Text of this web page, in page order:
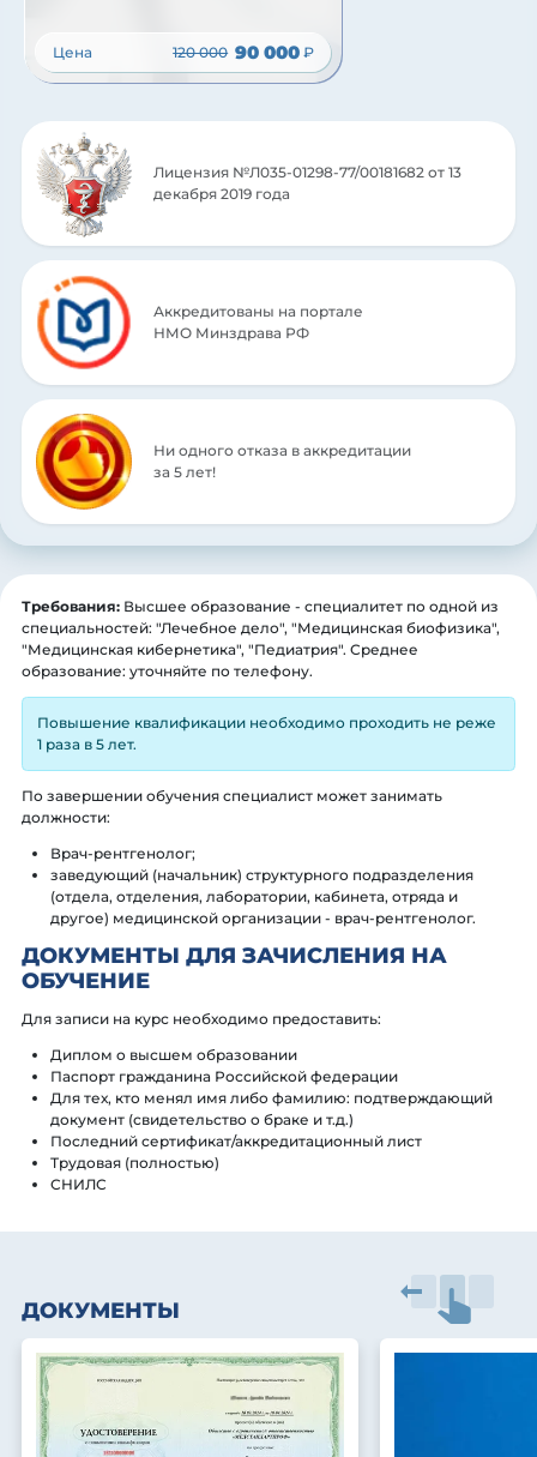
Цена 120 000 90 000 ₽
Лицензия №Л035-01298-77/00181682 от 13
декабря 2019 года
Аккредитованы на портале
НМО Минздрава РФ
Ни одного отказа в аккредитации
за 5 лет!
Требования: Высшее образование - специалитет по одной из
специальностей: "Лечебное дело", "Медицинская биофизика",
"Медицинская кибернетика", "Педиатрия". Среднее
образование: уточняйте по телефону.
Повышение квалификации необходимо проходить не реже
1 раза в 5 лет.
По завершении обучения специалист может занимать
должности:
Врач-рентгенолог;
заведующий (начальник) структурного подразделения
(отдела, отделения, лаборатории, кабинета, отряда и
другое) медицинской организации - врач-рентгенолог.
ДОКУМЕНТЫ ДЛЯ ЗАЧИСЛЕНИЯ НА
ОБУЧЕНИЕ
Для записи на курс необходимо предоставить:
Диплом о высшем образовании
Паспорт гражданина Российской федерации
Для тех, кто менял имя либо фамилию: подтверждающий
документ (свидетельство о браке и т.д.)
Последний сертификат/аккредитационный лист
Трудовая (полностью)
СНИЛС
ДОКУМЕНТЫ